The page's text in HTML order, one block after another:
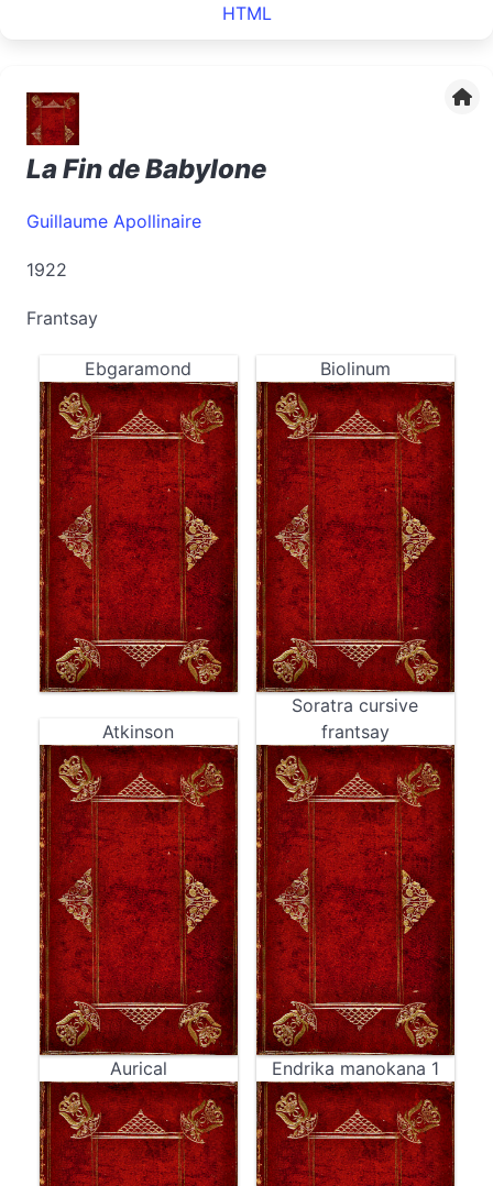
HTML
La Fin de Babylone
Guillaume Apollinaire
1922
Frantsay
Ebgaramond Biolinum
Atkinson
Soratra cursive
frantsay
Aurical Endrika manokana 1